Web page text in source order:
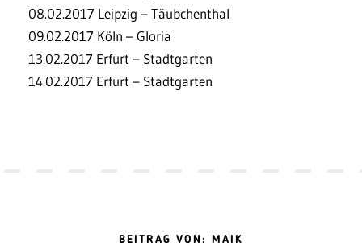
08.02.2017 Leipzig – Täubchenthal
09.02.2017 Köln – Gloria
13.02.2017 Erfurt – Stadtgarten
14.02.2017 Erfurt – Stadtgarten
BEITRAG VON: MAIK